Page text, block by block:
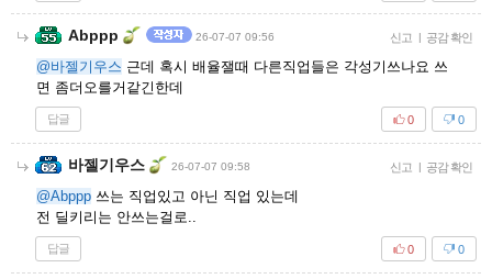
Abppp 26-07-07 09:56 신고 | 공감 확인
@바젤기우스 근데 혹시 배율잴때 다른직업들은 각성기쓰나요 쓰
면 좀더오를거같긴한데
답글 0
0
바젤기우스 26-07-07 09:58 신고 | 공감 확인
@Abppp 쓰는 직업있고 아닌 직업 있는데
전 딜키리는 안쓰는걸로..
답글 0
0